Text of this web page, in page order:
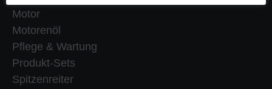
Motor
Motorenöl
Pflege & Wartung
Produkt-Sets
Spitzenreiter